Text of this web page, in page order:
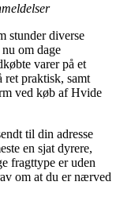
stunder diverse
om dage
varer på et
ret praktisk, samt
ved køb af Hvide
til din adresse
en sjat dyrere,
fragttype er uden
om at du er nærved